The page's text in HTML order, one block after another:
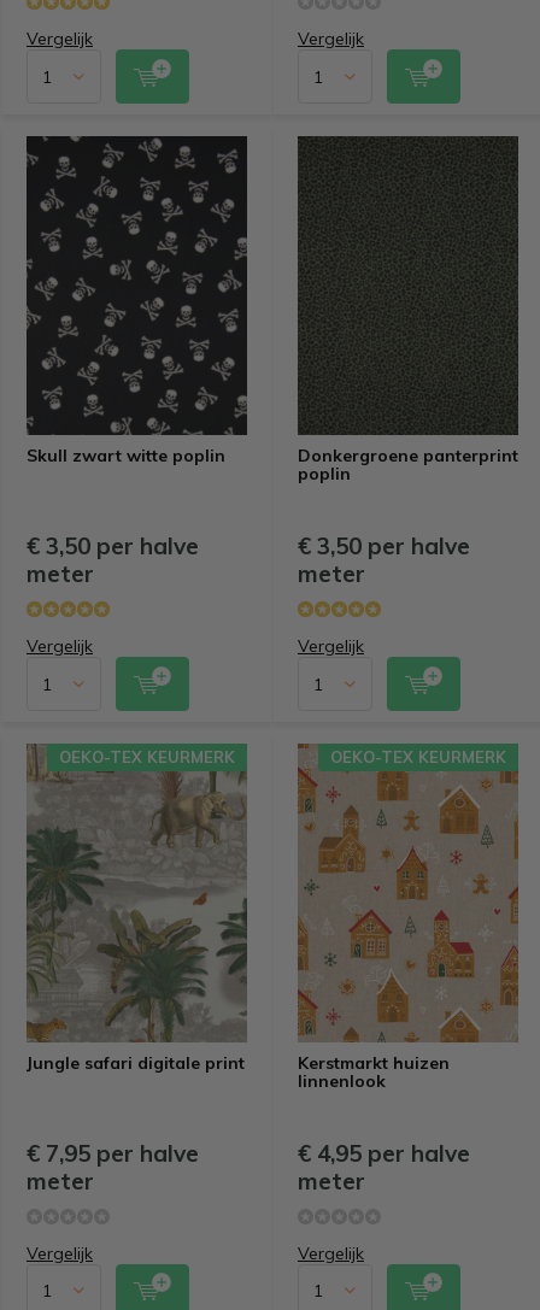
Vergelijk Vergelijk
Skull zwart witte poplin
€ 3,50 per halve
meter
Vergelijk
Donkergroene panterprint
poplin
€ 3,50 per halve
meter
Vergelijk
Jungle safari digitale print
OEKO-TEX KEURMERK
€ 7,95 per halve
meter
Vergelijk
Kerstmarkt huizen
linnenlook
OEKO-TEX KEURMERK
€ 4,95 per halve
meter
Vergelijk